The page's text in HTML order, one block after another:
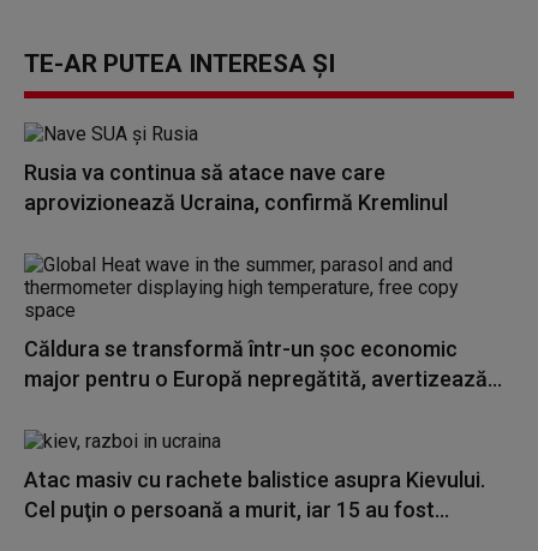
TE-AR PUTEA INTERESA ȘI
Rusia va continua să atace nave care
aprovizionează Ucraina, confirmă Kremlinul
Căldura se transformă într-un şoc economic
major pentru o Europă nepregătită, avertizează...
Atac masiv cu rachete balistice asupra Kievului.
Cel puţin o persoană a murit, iar 15 au fost...